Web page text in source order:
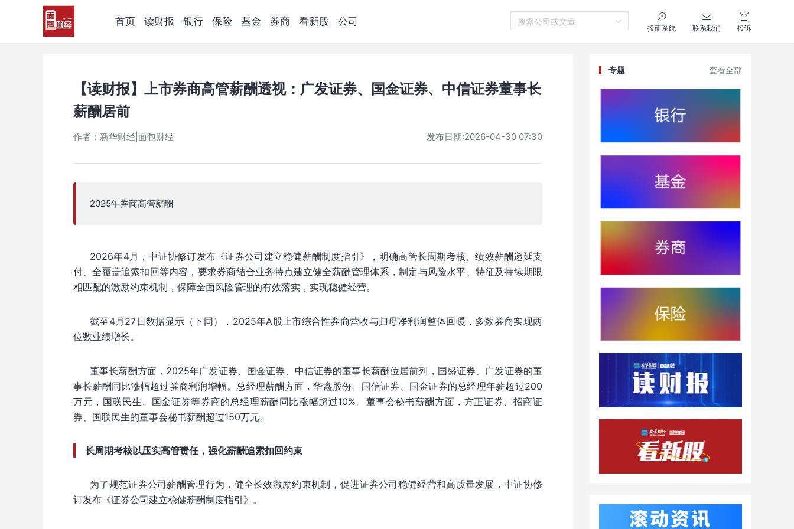
首页 读财报 银行 保险 基金 券商 看新股 公司 搜索公司或文章
投研系统 联系我们 投诉
【读财报】上市券商高管薪酬透视：广发证券、国金证券、中信证券董事长
薪酬居前
作者：新华财经|面包财经 发布日期:2026-04-30 07:30
2025年券商高管薪酬
2026年4月，中证协修订发布《证券公司建立稳健薪酬制度指引》，明确高管长周期考核、绩效薪酬递延支
付、全覆盖追索扣回等内容，要求券商结合业务特点建立健全薪酬管理体系，制定与风险水平、特征及持续期限
相匹配的激励约束机制，保障全面风险管理的有效落实，实现稳健经营。
截至4月27日数据显示（下同），2025年A股上市综合性券商营收与归母净利润整体回暖，多数券商实现两
位数业绩增长。
董事长薪酬方面，2025年广发证券、国金证券、中信证券的董事长薪酬位居前列，国盛证券、广发证券的董
事长薪酬同比涨幅超过券商利润增幅。总经理薪酬方面，华鑫股份、国信证券、国金证券的总经理年薪超过200
万元，国联民生、国金证券等券商的总经理薪酬同比涨幅超过10%。董事会秘书薪酬方面，方正证券、招商证
券、国联民生的董事会秘书薪酬超过150万元。
长周期考核以压实高管责任，强化薪酬追索扣回约束
为了规范证券公司薪酬管理行为，健全长效激励约束机制，促进证券公司稳健经营和高质量发展，中证协修
订发布《证券公司建立稳健薪酬制度指引》。
专题 查看全部